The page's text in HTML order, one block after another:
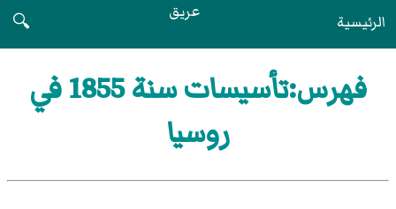
الرئيسية عريق
🔍
فهرس:تأسيسات سنة 1855 في
روسيا